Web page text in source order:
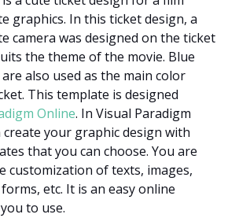
graphics. In this ticket design, a
camera was designed on the ticket
the theme of the movie. Blue
also used as the main color
This template is designed
Online. In Visual Paradigm
create your graphic design with
that you can choose. You are
customization of texts, images,
etc. It is an easy online
to use.